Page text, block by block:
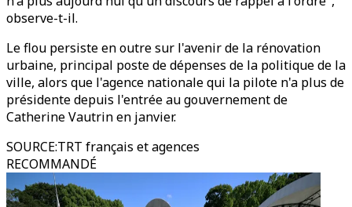
observe-t-il.
Le flou persiste en outre sur l'avenir de la rénovation
urbaine, principal poste de dépenses de la politique de la
ville, alors que l'agence nationale qui la pilote n'a plus de
présidente depuis l'entrée au gouvernement de
Catherine Vautrin en janvier.
SOURCE:TRT français et agences
RECOMMANDÉ